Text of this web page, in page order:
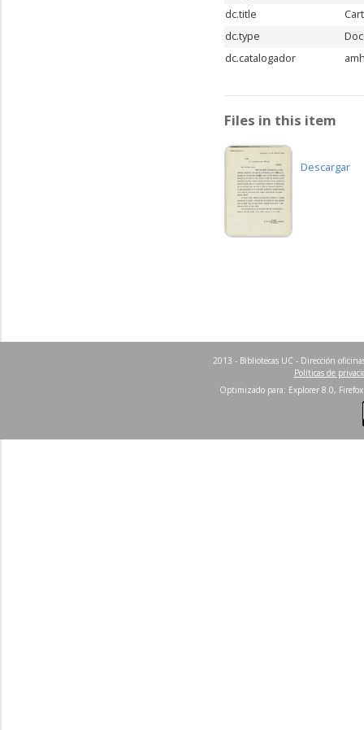
dc.title
dc.type
dc.catalogador
Files in this item
Descargar
2013 - Bibliotecas UC - Dirección
Políticas de
Optimizado para: Explorer 8.0,